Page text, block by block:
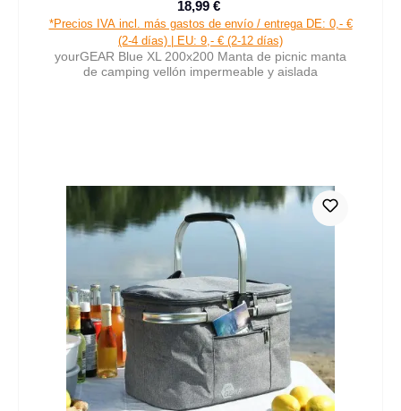
Precio de venta:
18,99 €
*Precios IVA incl. más gastos de envío / entrega DE: 0,- €
(2-4 días) | EU: 9,- € (2-12 días)
yourGEAR Blue XL 200x200 Manta de picnic manta
de camping vellón impermeable y aislada